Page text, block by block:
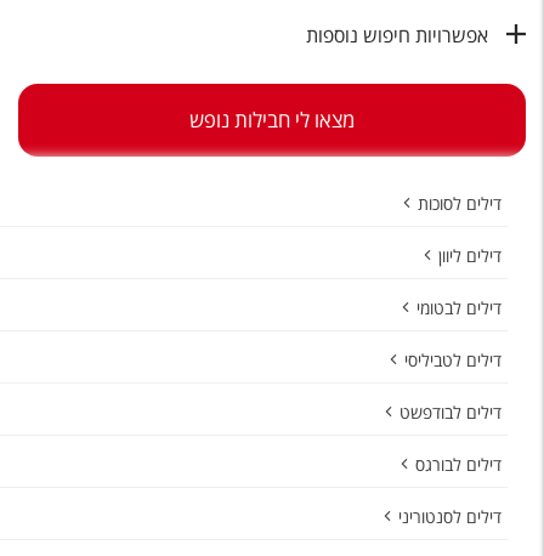
מלונות בחו"ל
אפשרויות חיפוש נוספות
מצאו לי חבילות נופש
דילים לסוכות
דילים ליוון
דילים לבטומי
דילים לטביליסי
דילים לבודפשט
דילים לבורגס
דילים לסנטוריני